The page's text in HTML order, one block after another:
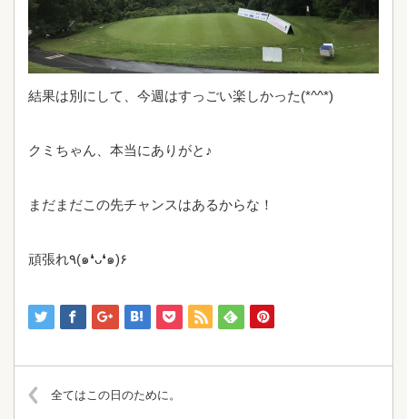
結果は別にして、今週はすっごい楽しかった(*^^*)
クミちゃん、本当にありがと♪
まだまだこの先チャンスはあるからな！
頑張れ٩(๑❛ᴗ❛๑)۶
全てはこの日のために。